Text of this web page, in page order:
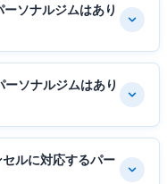
ソナルジムはあり
ソナルジムはあり
ルに対応するパー